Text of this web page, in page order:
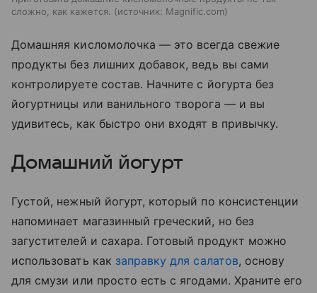
сложно, как кажется.
источник: Magnific.com
Домашняя кисломолочка — это всегда свежие
продукты без лишних добавок, ведь вы сами
контролируете состав. Начните с йогурта без
йогуртницы или ванильного творога — и вы
удивитесь, как быстро они входят в привычку.
Домашний йогурт
Густой, нежный йогурт, который по консистенции
напоминает магазинный греческий, но без
загустителей и сахара. Готовый продукт можно
использовать как заправку для салатов, основу
для смузи или просто есть с ягодами. Храните его